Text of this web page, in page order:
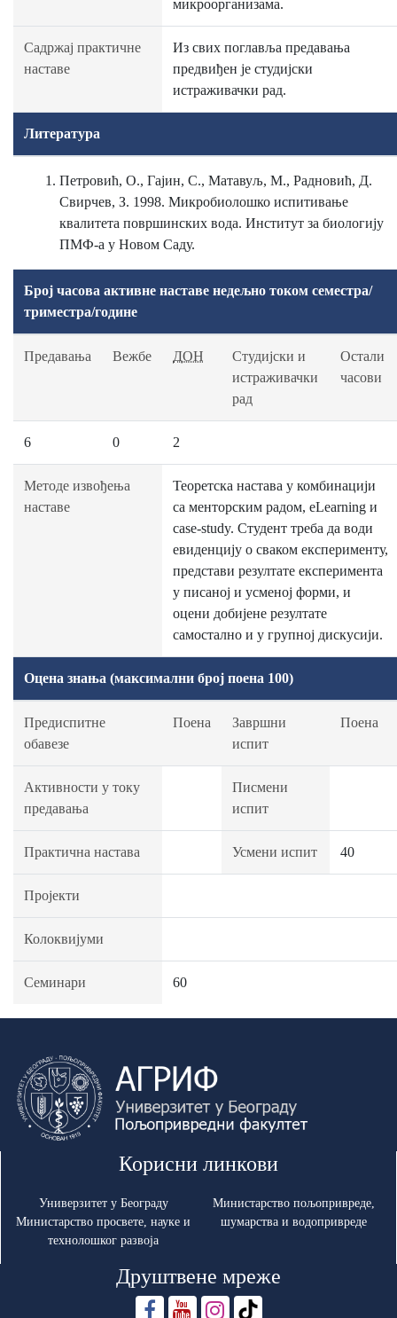
микроорганизама.
Садржај практичне
наставе
Из свих поглавља предавања
предвиђен је студијски
истраживачки рад.
Литература
Петровић, О., Гајин, С., Матавуљ, М., Радновић, Д.
Свирчев, З. 1998. Микробиолошко испитивање
квалитета површинских вода. Институт за биологију
ПМФ-а у Новом Саду.
Број часова активне наставе недељно током семестра/
триместра/године
Предавања Вежбе ДОН
Студијски и
истраживачки
рад
Остали
часови
6 0 2
Методе извођења
наставе
Теоретска настава у комбинацији
са менторским радом, eLearning и
case-study. Студент треба да води
евиденцију о сваком експерименту,
представи резултате експеримента
у писаној и усменој форми, и
оцени добијене резултате
самостално и у групној дискусији.
Оцена знања (максимални број поена 100)
Предиспитне
обавезе
Поена
Завршни
испит
Поена
Активности у току
предавања
Писмени
испит
Практична настава Усмени испит 40
Пројекти
Колоквијуми
Семинари 60
Корисни линкови
Универзитет у Београду
Министарство просвете, науке и
технолошког развоја
Министарство пољопривреде,
шумарства и водопривреде
Друштвене мреже